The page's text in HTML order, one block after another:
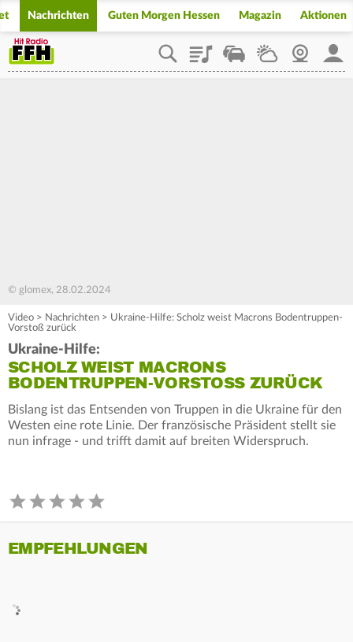
Nachrichten Guten Morgen Hessen Magazin Aktionen
PlaylistStaupilotWetterWebcam
© glomex, 28.02.2024
Video > Nachrichten > Ukraine-Hilfe: Scholz weist Macrons Bodentruppen-
Vorstoß zurück
Ukraine-Hilfe:
SCHOLZ WEIST MACRONS
BODENTRUPPEN-VORSTOSS ZURÜCK
Bislang ist das Entsenden von Truppen in die Ukraine für den
Westen eine rote Linie. Der französische Präsident stellt sie
nun infrage - und trifft damit auf breiten Widerspruch.
EMPFEHLUNGEN